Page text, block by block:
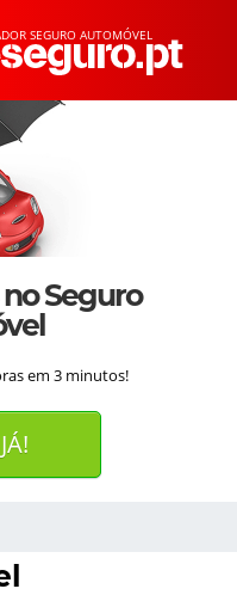
SEGURO AUTOMÓVEL
Seguro
em 3 minutos!